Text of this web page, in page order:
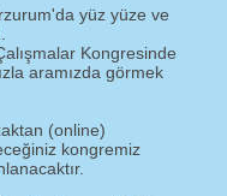
yüz yüze ve
Kongresinde
aramızda görmek
(online)
kongremiz